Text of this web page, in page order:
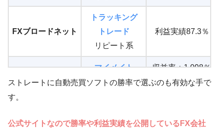
FXブロードネット
トラッキング
トレード
リピート系
利益実績87.3％
マイメイト
AI型
収益率＋1,098％
1つのAIの成績
リピート系
平均＋91万円
ストレートに自動売買ソフトの勝率で選ぶのも有効な手で
す。
公式サイトなので勝率や利益実績を公開しているFX会社